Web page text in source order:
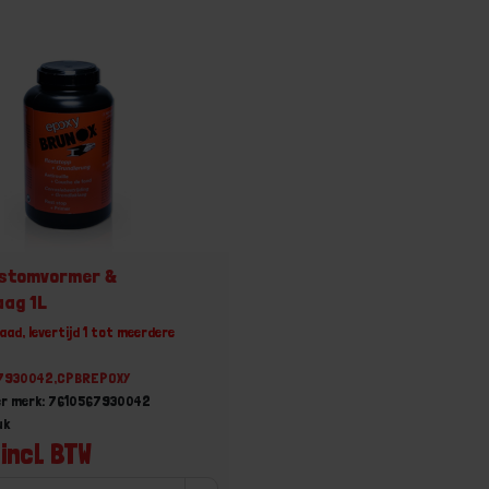
&
1L
levertijd 1 tot meerdere
merk: 7610567930042
BTW